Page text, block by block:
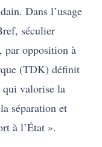
Dans l’usage
séculier
par opposition à
(TDK) définit
qui valorise la
séparation et
à l’État ».